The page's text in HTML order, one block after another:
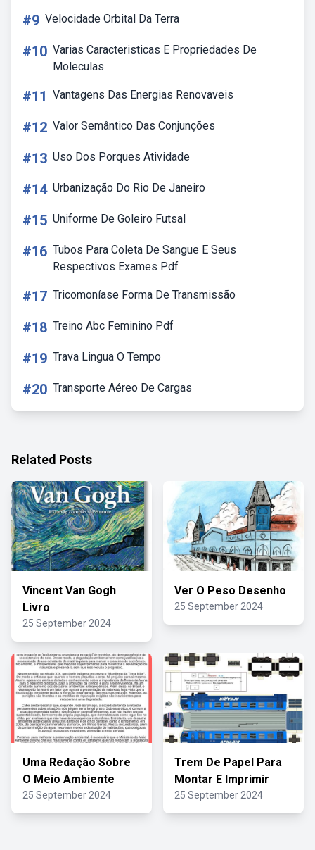
#9 Velocidade Orbital Da Terra
#10 Varias Caracteristicas E Propriedades De
Moleculas
#11 Vantagens Das Energias Renovaveis
#12 Valor Semântico Das Conjunções
#13 Uso Dos Porques Atividade
#14 Urbanização Do Rio De Janeiro
#15 Uniforme De Goleiro Futsal
#16 Tubos Para Coleta De Sangue E Seus
Respectivos Exames Pdf
#17 Tricomoníase Forma De Transmissão
#18 Treino Abc Feminino Pdf
#19 Trava Lingua O Tempo
#20 Transporte Aéreo De Cargas
Related Posts
Vincent Van Gogh
Livro
25 September 2024
Ver O Peso Desenho
25 September 2024
Uma Redação Sobre
O Meio Ambiente
25 September 2024
Trem De Papel Para
Montar E Imprimir
25 September 2024